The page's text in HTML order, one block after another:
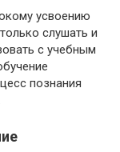
усвоению
слушать и
с учебным
познания